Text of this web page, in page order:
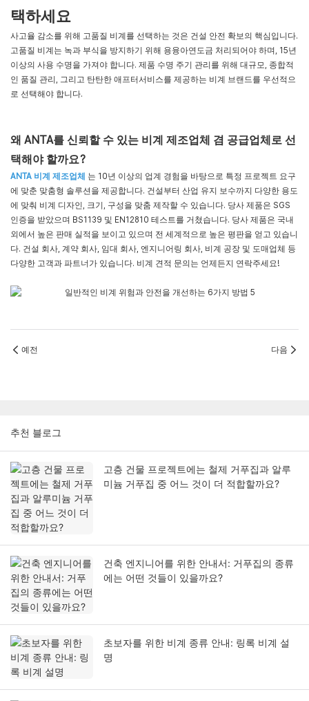
택하세요
사고율 감소를 위해 고품질 비계를 선택하는 것은 건설 안전 확보의 핵심입니다.
고품질 비계는 녹과 부식을 방지하기 위해 용융아연도금 처리되어야 하며, 15년
이상의 사용 수명을 가져야 합니다. 제품 수명 주기 관리를 위해 대규모, 종합적
인 품질 관리, 그리고 탄탄한 애프터서비스를 제공하는 비계 브랜드를 우선적으
로 선택해야 합니다.
왜 ANTA를 신뢰할 수 있는 비계 제조업체 겸 공급업체로 선
택해야 할까요?
ANTA 비계 제조업체 는 10년 이상의 업계 경험을 바탕으로 특정 프로젝트 요구
에 맞춘 맞춤형 솔루션을 제공합니다. 건설부터 산업 유지 보수까지 다양한 용도
에 맞춰 비계 디자인, 크기, 구성을 맞춤 제작할 수 있습니다. 당사 제품은 SGS
인증을 받았으며 BS1139 및 EN12810 테스트를 거쳤습니다. 당사 제품은 국내
외에서 높은 판매 실적을 보이고 있으며 전 세계적으로 높은 평판을 얻고 있습니
다. 건설 회사, 계약 회사, 임대 회사, 엔지니어링 회사, 비계 공장 및 도매업체 등
다양한 고객과 파트너가 있습니다. 비계 견적 문의는 언제든지 연락주세요!
예전 다음
추천 블로그
고층 건물 프로젝트에는 철제 거푸집과 알루
미늄 거푸집 중 어느 것이 더 적합할까요?
건축 엔지니어를 위한 안내서: 거푸집의 종류
에는 어떤 것들이 있을까요?
초보자를 위한 비계 종류 안내: 링록 비계 설
명